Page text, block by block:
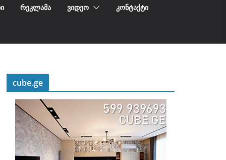
ᲠᲔᲙᲚᲐᲛᲐ ᲕᲘᲓᲔᲝ ᲙᲝᲜᲢᲐᲥᲢᲘ
cube.ge